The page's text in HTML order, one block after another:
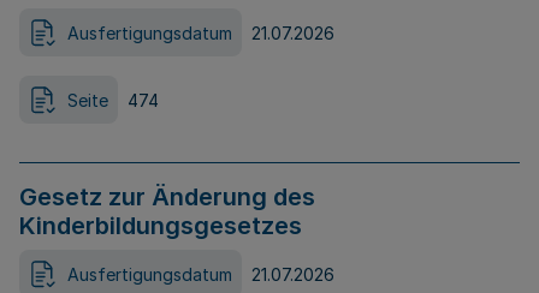
Ausfertigungsdatum 21.07.2026
Seite 474
Gesetz zur Änderung des
Kinderbildungsgesetzes
Ausfertigungsdatum 21.07.2026